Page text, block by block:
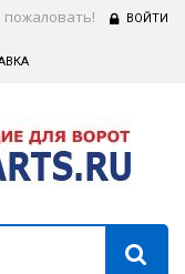
ВОЙТИ